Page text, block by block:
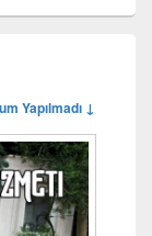
Yapılmadı ↓